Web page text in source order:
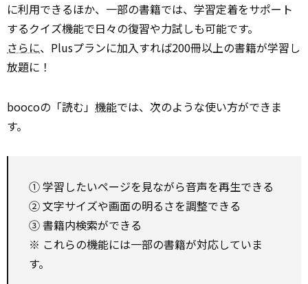
に利用できるほか、一部の書籍では、学習定着をサポート
するクイズ機能で日々の復習や力試しも可能です。
さらに、Plusプランに加入すれば200冊以上の書籍が学習し
放題に！
boocoの「読む」 機能では、次のような使い方ができま
す。
① 学習したいページを見ながら音声を再生できる
② 文字サイズや画面の明るさを調整できる
③ 書籍内検索ができる
※ これらの機能には一部の書籍が対応していま
す。